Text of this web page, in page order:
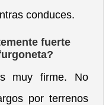
conduces.
fuerte
muy firme. No
por terrenos